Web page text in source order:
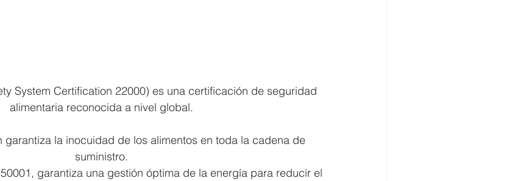
System Certification 22000) es una certificación de seguridad
alimentaria reconocida a nivel global.
garantiza la inocuidad de los alimentos en toda la cadena de
suministro.
50001, garantiza una gestión óptima de la energía para reducir el